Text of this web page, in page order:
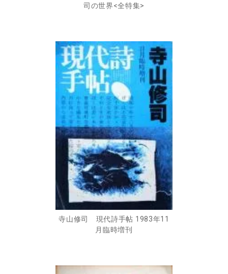
司の世界<全特集>
寺山修司 現代詩手帖 1983年11
月臨時増刊